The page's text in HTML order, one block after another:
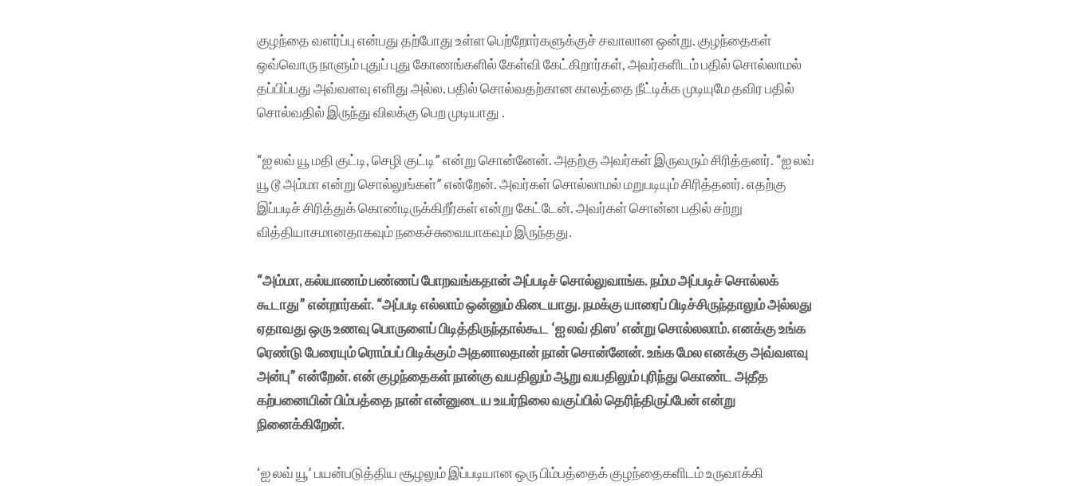
குழந்தை வளர்ப்பு என்பது தற்போது உள்ள பெற்றோர்களுக்குச் சவாலான ஒன்று. குழந்தைகள்
ஒவ்வொரு நாளும் புதுப் புது கோணங்களில் கேள்வி கேட்கிறார்கள், அவர்களிடம் பதில் சொல்லாமல்
தப்பிப்பது அவ்வளவு எளிது அல்ல. பதில் சொல்வதற்கான காலத்தை நீட்டிக்க முடியுமே தவிர பதில்
சொல்வதில் இருந்து விலக்கு பெற முடியாது .
“ஐ லவ் யூ மதி குட்டி, செழி குட்டி” என்று சொன்னேன். அதற்கு அவர்கள் இருவரும் சிரித்தனர். “ஐ லவ்
யூ டூ அம்மா என்று சொல்லுங்கள்” என்றேன். அவர்கள் சொல்லாமல் மறுபடியும் சிரித்தனர். எதற்கு
இப்படிச் சிரித்துக் கொண்டிருக்கிறீர்கள் என்று கேட்டேன். அவர்கள் சொன்ன பதில் சற்று
வித்தியாசமானதாகவும் நகைச்சுவையாகவும் இருந்தது.
“அம்மா, கல்யாணம் பண்ணப் போறவங்கதான் அப்படிச் சொல்லுவாங்க. நம்ம அப்படிச் சொல்லக்
கூடாது” என்றார்கள். “அப்படி எல்லாம் ஒன்னும் கிடையாது. நமக்கு யாரைப் பிடிச்சிருந்தாலும் அல்லது
ஏதாவது ஒரு உணவு பொருளைப் பிடித்திருந்தால்கூட ‘ஐ லவ் திஸ’ என்று சொல்லலாம். எனக்கு உங்க
ரெண்டு பேரையும் ரொம்பப் பிடிக்கும் அதனாலதான் நான் சொன்னேன். உங்க மேல எனக்கு அவ்வளவு
அன்பு” என்றேன். என் குழந்தைகள் நான்கு வயதிலும் ஆறு வயதிலும் புரிந்து கொண்ட அதீத
கற்பனையின் பிம்பத்தை நான் என்னுடைய உயர்நிலை வகுப்பில் தெரிந்திருப்பேன் என்று
நினைக்கிறேன்.
‘ஐ லவ் யூ’ பயன்படுத்திய சூழலும் இப்படியான ஒரு பிம்பத்தைக் குழந்தைகளிடம் உருவாக்கி